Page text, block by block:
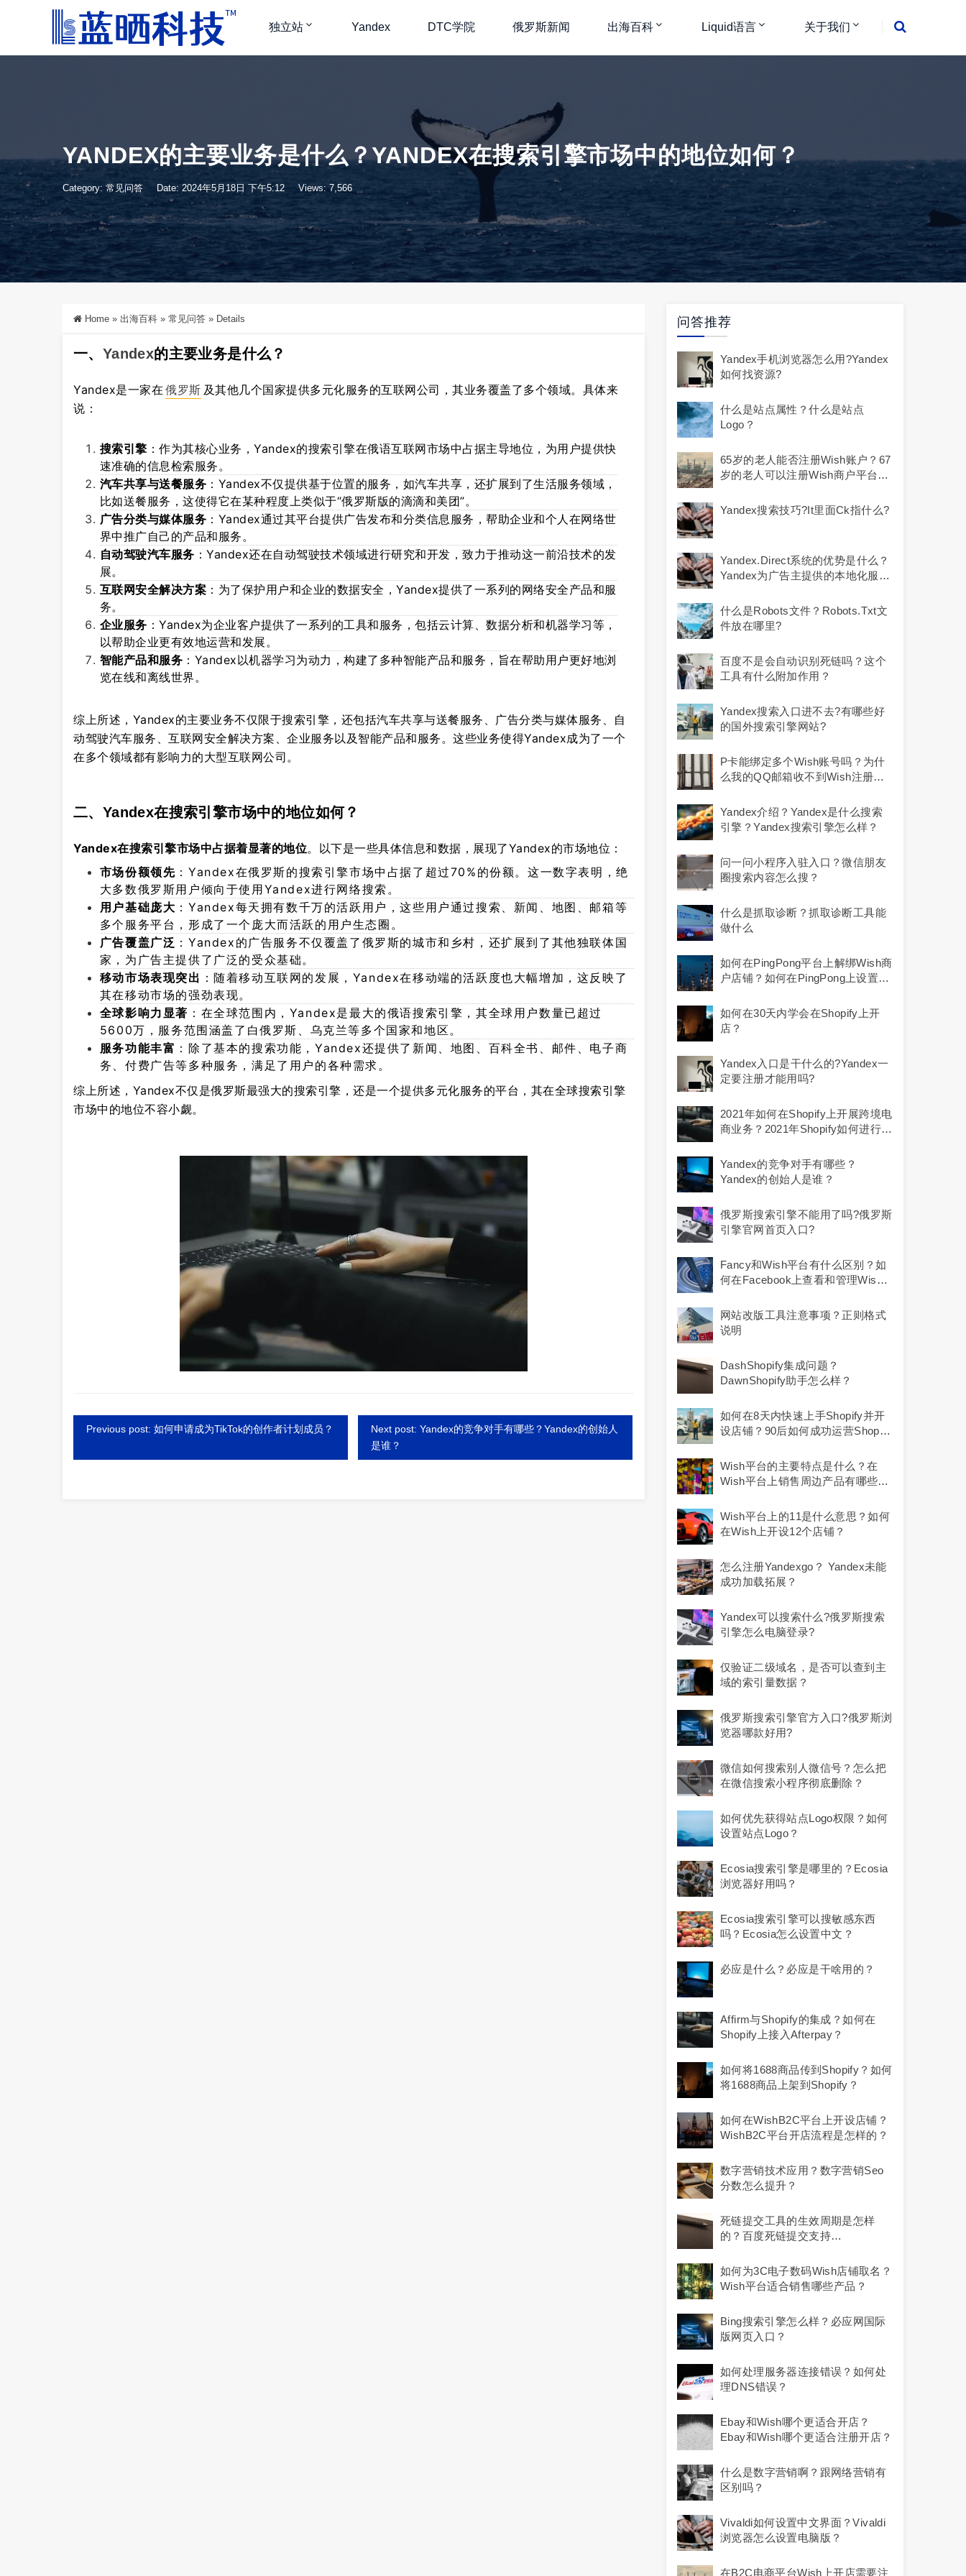
独立站 Yandex DTC学院 俄罗斯新闻 出海百科 Liquid语言 关于我们
YANDEX的主要业务是什么？YANDEX在搜索引擎市场中的地位如何？
Category: 常见问答 Date: 2024年5月18日 下午5:12 Views: 7,566
Home » 出海百科 » 常见问答 » Details
一、 Yandex的主要业务是什么？
Yandex是一家在 俄罗斯 及其他几个国家提供多元化服务的互联网公司，其业务覆盖了多个领域。具体来
说：
搜索引擎 ：作为其核心业务，Yandex的搜索引擎在俄语互联网市场中占据主导地位，为用户提供快
速准确的信息检索服务。
汽车共享与送餐服务 ：Yandex不仅提供基于位置的服务，如汽车共享，还扩展到了生活服务领域，
比如送餐服务，这使得它在某种程度上类似于“俄罗斯版的滴滴和美团”。
广告分类与媒体服务 ：Yandex通过其平台提供广告发布和分类信息服务，帮助企业和个人在网络世
界中推广自己的产品和服务。
自动驾驶汽车服务 ：Yandex还在自动驾驶技术领域进行研究和开发，致力于推动这一前沿技术的发
展。
互联网安全解决方案 ：为了保护用户和企业的数据安全，Yandex提供了一系列的网络安全产品和服
务。
企业服务 ：Yandex为企业客户提供了一系列的工具和服务，包括云计算、数据分析和机器学习等，
以帮助企业更有效地运营和发展。
智能产品和服务 ：Yandex以机器学习为动力，构建了多种智能产品和服务，旨在帮助用户更好地浏
览在线和离线世界。
综上所述，Yandex的主要业务不仅限于搜索引擎，还包括汽车共享与送餐服务、广告分类与媒体服务、自
动驾驶汽车服务、互联网安全解决方案、企业服务以及智能产品和服务。这些业务使得Yandex成为了一个
在多个领域都有影响力的大型互联网公司。
二、Yandex在搜索引擎市场中的地位如何？
Yandex在搜索引擎市场中占据着显著的地位。以下是一些具体信息和数据，展现了Yandex的市场地位：
市场份额领先 ：Yandex在俄罗斯的搜索引擎市场中占据了超过70%的份额。这一数字表明，绝
大多数俄罗斯用户倾向于使用Yandex进行网络搜索。
用户基础庞大 ：Yandex每天拥有数千万的活跃用户，这些用户通过搜索、新闻、地图、邮箱等
多个服务平台，形成了一个庞大而活跃的用户生态圈。
广告覆盖广泛 ：Yandex的广告服务不仅覆盖了俄罗斯的城市和乡村，还扩展到了其他独联体国
家，为广告主提供了广泛的受众基础。
移动市场表现突出 ：随着移动互联网的发展，Yandex在移动端的活跃度也大幅增加，这反映了
其在移动市场的强劲表现。
全球影响力显著 ：在全球范围内，Yandex是最大的俄语搜索引擎，其全球用户数量已超过
5600万，服务范围涵盖了白俄罗斯、乌克兰等多个国家和地区。
服务功能丰富 ：除了基本的搜索功能，Yandex还提供了新闻、地图、百科全书、邮件、电子商
务、付费广告等多种服务，满足了用户的各种需求。
综上所述，Yandex不仅是俄罗斯最强大的搜索引擎，还是一个提供多元化服务的平台，其在全球搜索引擎
市场中的地位不容小觑。
Previous post: 如何申请成为TikTok的创作者计划成员？
Next post: Yandex的竞争对手有哪些？Yandex的创始人
是谁？
问答推荐
Yandex手机浏览器怎么用?yandex
如何找资源?
什么是站点属性？什么是站点
Logo？
65岁的老人能否注册Wish账户？67
岁的老人可以注册Wish商户平台
Yandex搜索技巧?it里面ck指什么?
Yandex.Direct系统的优势是什么？
Yandex为广告主提供的本地化服务
什么是robots文件？robots.txt文
件放在哪里?
百度不是会自动识别死链吗？这个
工具有什么附加作用？
Yandex搜索入口进不去?有哪些好
的国外搜索引擎网站?
P卡能绑定多个Wish账号吗？为什
么我的QQ邮箱收不到Wish注册邮
Yandex介绍？yandex是什么搜索
引擎？yandex搜索引擎怎么样？
问一问小程序入驻入口？微信朋友
圈搜索内容怎么搜？
什么是抓取诊断？抓取诊断工具能
做什么
如何在PingPong平台上解绑Wish商
户店铺？如何在PingPong上设置
如何在30天内学会在Shopify上开
店？
Yandex入口是干什么的?yandex一
定要注册才能用吗?
2021年如何在Shopify上开展跨境电
商业务？2021年Shopify如何进行收
Yandex的竞争对手有哪些？
Yandex的创始人是谁？
俄罗斯搜索引擎不能用了吗?俄罗斯
引擎官网首页入口?
Fancy和Wish平台有什么区别？如
何在Facebook上查看和管理Wish
网站改版工具注意事项？正则格式
说明
DashShopify集成问题？
DawnShopify助手怎么样？
如何在8天内快速上手Shopify并开
设店铺？90后如何成功运营Shopify
Wish平台的主要特点是什么？在
Wish平台上销售周边产品有哪些注
Wish平台上的11是什么意思？如何
在Wish上开设12个店铺？
怎么注册yandexgo？ Yandex未能
成功加载拓展？
Yandex可以搜索什么?俄罗斯搜索
引擎怎么电脑登录?
仅验证二级域名，是否可以查到主
域的索引量数据？
俄罗斯搜索引擎官方入口?俄罗斯浏
览器哪款好用?
微信如何搜索别人微信号？怎么把
在微信搜索小程序彻底删除？
如何优先获得站点Logo权限？如何
设置站点Logo？
Ecosia搜索引擎是哪里的？ecosia
浏览器好用吗？
Ecosia搜索引擎可以搜敏感东西
吗？ecosia怎么设置中文？
必应是什么？必应是干啥用的？
Affirm与Shopify的集成？如何在
Shopify上接入Afterpay？
如何将1688商品传到Shopify？如何
将1688商品上架到Shopify？
如何在WishB2C平台上开设店铺？
WishB2C平台开店流程是怎样的？
数字营销技术应用？数字营销seo
分数怎么提升？
死链提交工具的生效周期是怎样
的？百度死链提交支持
如何为3C电子数码Wish店铺取名？
Wish平台适合销售哪些产品？
Bing搜索引擎怎么样？必应网国际
版网页入口？
如何处理服务器连接错误？如何处
理DNS错误？
Ebay和Wish哪个更适合开店？
Ebay和Wish哪个更适合注册开店？
什么是数字营销啊？跟网络营销有
区别吗？
Vivaldi如何设置中文界面？vivaldi
浏览器怎么设置电脑版？
在B2C电商平台Wish上开店需要注